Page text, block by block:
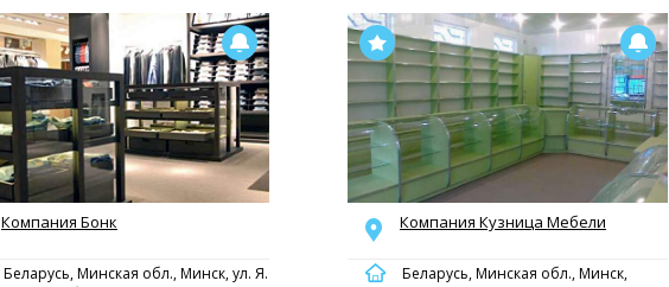
Компания Бонк
Беларусь, Минская обл., Минск, ул. Я.
Компания Кузница Мебели
Беларусь, Минская обл., Минск,